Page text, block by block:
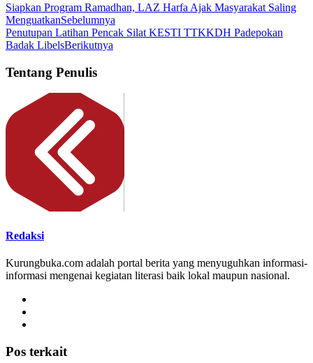
Siapkan Program Ramadhan, LAZ Harfa Ajak Masyarakat Saling
MenguatkanSebelumnya
Penutupan Latihan Pencak Silat KESTI TTKKDH Padepokan
Badak LibelsBerikutnya
Tentang Penulis
Redaksi
Kurungbuka.com adalah portal berita yang menyuguhkan informasi-
informasi mengenai kegiatan literasi baik lokal maupun nasional.
Pos terkait